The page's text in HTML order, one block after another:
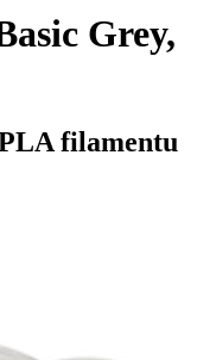
Grey,
filamentu